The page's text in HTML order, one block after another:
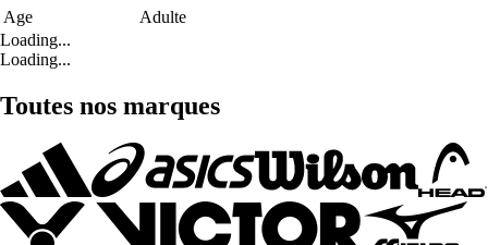
Age
Adulte
Loading...
Loading...
Toutes nos marques